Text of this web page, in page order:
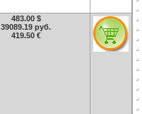
483.00 $
39089.19 руб.
419.50 €